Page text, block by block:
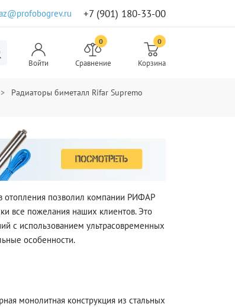
+7 (901) 180-33-00
Войти
0
Сравнение
0
Корзина
Радиаторы биметалл Rifar Supremo
отопления позволил компании РИФАР
все пожелания наших клиентов. Это
с использованием ультрасовременных
особенности.
монолитная конструкция из стальных